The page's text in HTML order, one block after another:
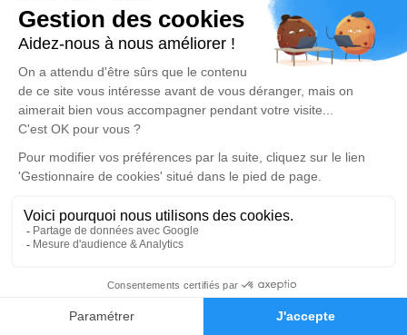
Faire-part Hommages
n'hésitez pas à nous le partager.
Cérémonie civile
samedi 25 juin 2022 à 14h30
Salle Communal de Mérignac
16200 Mérignac